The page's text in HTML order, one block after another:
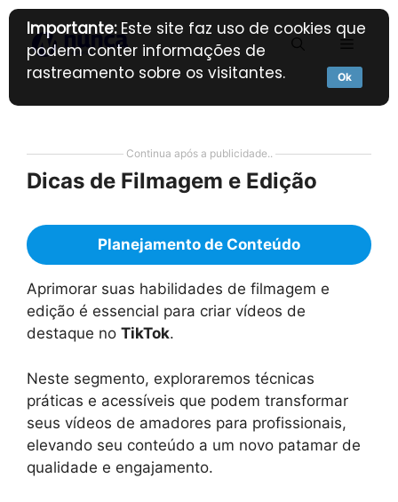
Pular
para
conteúdo
Continua após a publicidade..
Dicas de Filmagem e Edição
Planejamento de Conteúdo
Aprimorar suas habilidades de filmagem e
edição é essencial para criar vídeos de
destaque no TikTok.
Neste segmento, exploraremos técnicas
práticas e acessíveis que podem transformar
seus vídeos de amadores para profissionais,
elevando seu conteúdo a um novo patamar de
qualidade e engajamento.
Importante:Este site faz uso de cookies que
podem conter informações de
rastreamento sobre os visitantes.
Ok